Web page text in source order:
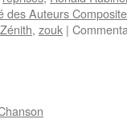
des Auteurs
Zénith, zouk |